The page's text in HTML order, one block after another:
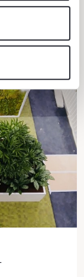
en
mens, natuur